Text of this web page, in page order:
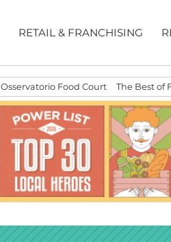
RETAIL & FRANCHISING
Osservatorio Food Court The Best of